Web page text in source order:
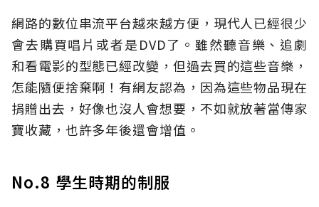
網路的數位串流平台越來越方便，現代人已經很少
會去購買唱片或者是DVD了。雖然聽音樂、追劇
和看電影的型態已經改變，但過去買的這些音樂，
怎能隨便捨棄啊！有網友認為，因為這些物品現在
捐贈出去，好像也沒人會想要，不如就放著當傳家
寶收藏，也許多年後還會增值。
No.8 學生時期的制服